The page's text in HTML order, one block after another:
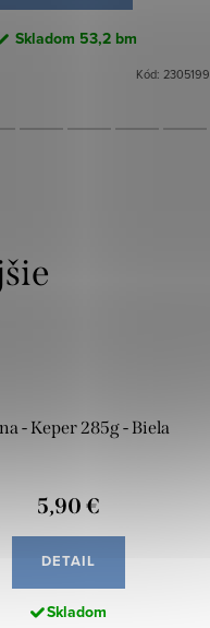
Skladom 53,2 bm
Kód: 2305199
- Keper 285g - Biela
5,90 €
DETAIL
Skladom